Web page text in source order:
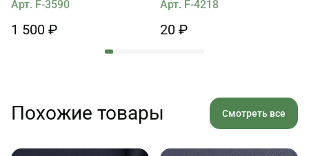
Арт. F-3590
1 500 ₽
Арт. F-4218
20 ₽
Похожие товары Смотреть все